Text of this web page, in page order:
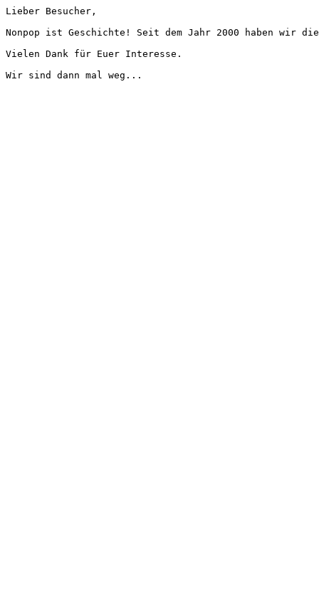
Lieber Besucher,
Nonpop ist Geschichte! Seit dem Jahr 2000 haben wir
Vielen Dank für Euer Interesse.
Wir sind dann mal weg...